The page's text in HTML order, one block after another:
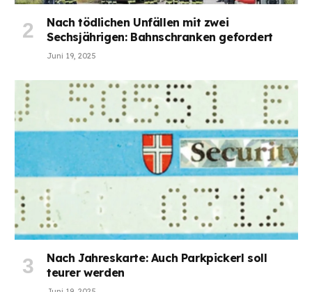
Nach tödlichen Unfällen mit zwei
Sechsjährigen: Bahnschranken gefordert
Juni 19, 2025
Nach Jahreskarte: Auch Parkpickerl soll
teurer werden